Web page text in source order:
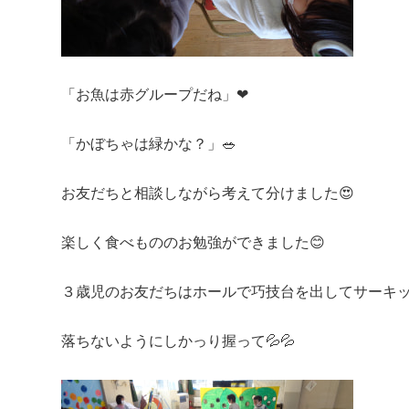
「お魚は赤グループだね」❤
「かぼちゃは緑かな？」🥗
お友だちと相談しながら考えて分けました😍
楽しく食べもののお勉強ができました😊
３歳児のお友だちはホールで巧技台を出してサーキ
落ちないようにしかっり握って💦💦